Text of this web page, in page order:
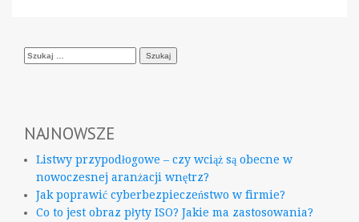
Szukaj:
NAJNOWSZE
Listwy przypodłogowe – czy wciąż są obecne w
nowoczesnej aranżacji wnętrz?
Jak poprawić cyberbezpieczeństwo w firmie?
Co to jest obraz płyty ISO? Jakie ma zastosowania?